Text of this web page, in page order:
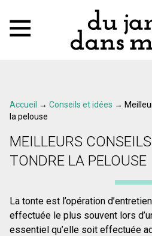
Accueil → Conseils et idées →
la pelouse
MEILLEURS
TONDRE LA PELOUSE
La tonte est l’opération
effectuée le plus souvent lors
essentiel qu’elle soit effectuée